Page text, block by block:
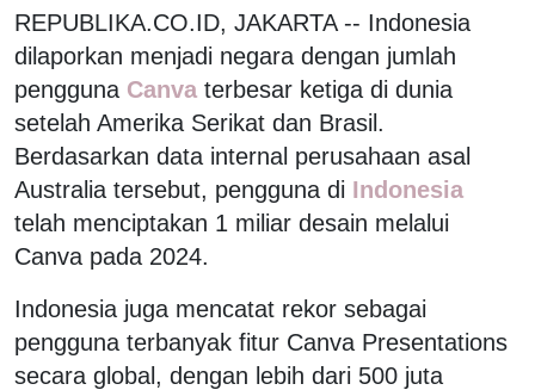
REPUBLIKA.CO.ID, JAKARTA -- Indonesia
dilaporkan menjadi negara dengan jumlah
pengguna Canva terbesar ketiga di dunia
setelah Amerika Serikat dan Brasil.
Berdasarkan data internal perusahaan asal
Australia tersebut, pengguna di Indonesia
telah menciptakan 1 miliar desain melalui
Canva pada 2024.
Indonesia juga mencatat rekor sebagai
pengguna terbanyak fitur Canva Presentations
secara global, dengan lebih dari 500 juta